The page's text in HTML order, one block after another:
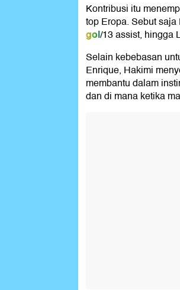
Kontribusi itu
top Eropa. Sebut
gol/13 assist, hingga
Selain kebebasan
Enrique, Hakimi
membantu dalam
dan di mana ketika